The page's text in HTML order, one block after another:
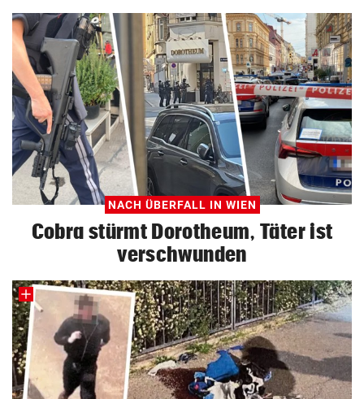
NACH ÜBERFALL IN WIEN
Cobra stürmt Dorotheum, Täter ist
verschwunden